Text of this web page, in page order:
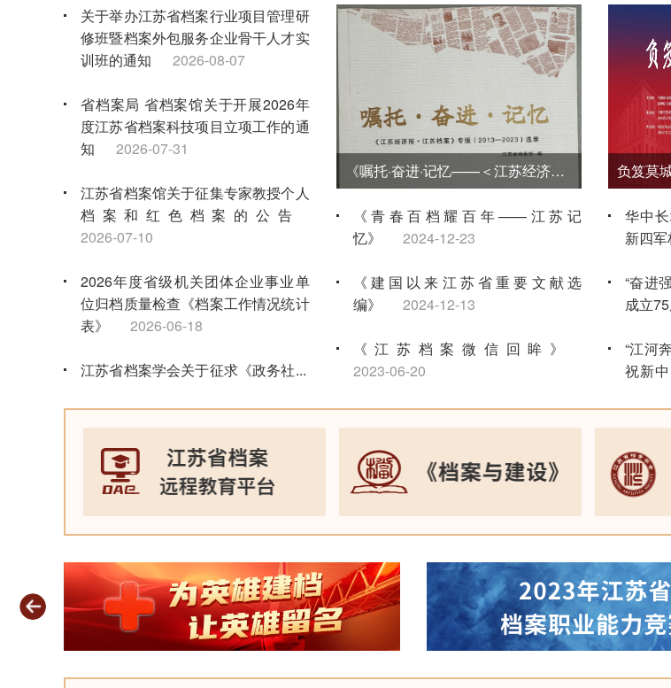
“典藏时代丹青
国画学会档案文献
馆开展
2026-
关于举办江苏省档案行业项目管理研
修班暨档案外包服务企业骨干人才实
训班的通知
2026-08-07
省档案局 省档案馆关于开展2026年
度江苏省档案科技项目立项工作的通
知
2026-07-31
江苏省档案馆关于征集专家教授个人
档案和红色档案的公告
2026-07-10
2026年度省级机关团体企业事业单
位归档质量检查《档案工作情况统计
表》
2026-06-18
江苏省档案学会关于征求《政务社交
通知
2026-06-15
...
江苏省档案馆关于征集“苏超”档案资
料的公告
2026-06-09
档案开放公告 2026-06-05
关于做好2026年度档案专业职称评
审工作的通知
2026-05-09
《嘱托·奋进·记忆——＜江苏经济报·江苏档案＞专版（2013—2023）选萃》
《青春百档耀百年——江苏记
忆》
2024-12-23
《建国以来江苏省重要文献选
编》
2024-12-13
《江苏档案微信回眸》
2023-06-20
省馆两本书获得南京出版社2022年
2023-01-20
华中
新四
“奋进
成立
“江河
祝新
利75
2024-